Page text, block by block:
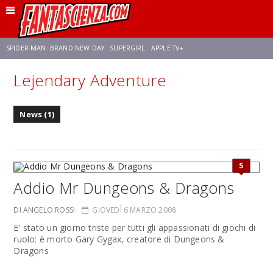
SPIDER-MAN: BRAND NEW DAY SUPERGIRL APPLE TV+
FRANCO RICCIARDIELLO ZENDAYA STAR TREK AVENGERS: DOOMSDAY
Lejendary Adventure
News (1)
5
Addio Mr Dungeons & Dragons
DI ANGELO ROSSI GIOVEDÌ 6 MARZO 2008
E' stato un giorno triste per tutti gli appassionati di giochi di
ruolo: è morto Gary Gygax, creatore di Dungeons &
Dragons